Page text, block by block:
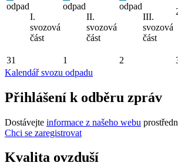
odpad
I.
svozová
část
odpad
II.
svozová
část
odpad
III.
svozová
část
31 1 2
Kalendář svozu odpadu
Přihlášení k odběru zpráv
Dostávejte informace z našeho webu
Chci se zaregistrovat
Kvalita ovzduší